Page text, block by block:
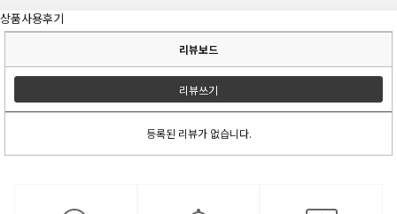
상품사용후기
리뷰보드
리뷰쓰기
등록된 리뷰가 없습니다.